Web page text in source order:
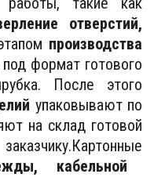
отверстий,
производства
формат готового
После этого
упаковывают по
на склад готовой
кабельной